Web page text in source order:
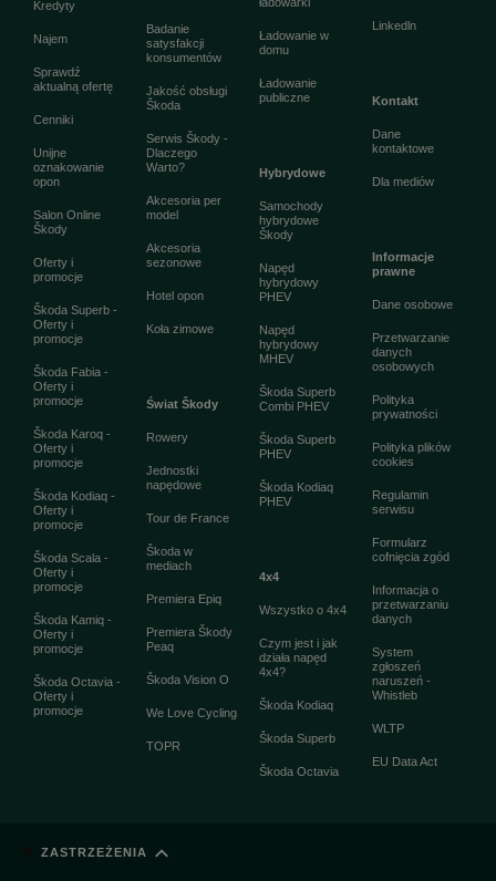
Kredyty
Najem
Sprawdź
aktualną ofertę
Cenniki
Unijne
oznakowanie
opon
Salon Online
Škody
Oferty i
promocje
Škoda Superb -
Oferty i
promocje
Škoda Fabia -
Oferty i
promocje
Škoda Karoq -
Oferty i
promocje
Škoda Kodiaq -
Oferty i
promocje
Škoda Scala -
Oferty i
promocje
Škoda Kamiq -
Oferty i
promocje
Škoda Octavia -
Oferty i
promocje
Badanie
satysfakcji
konsumentów
Jakość obsługi
Škoda
Serwis Škody -
Dlaczego
Warto?
Akcesoria per
model
Akcesoria
sezonowe
Hotel opon
Koła zimowe
Świat Škody
Rowery
Jednostki
napędowe
Tour de France
Škoda w
mediach
Premiera Epiq
Premiera Škody
Peaq
Škoda Vision O
We Love Cycling
TOPR
Ładowanie w
domu
Ładowanie
publiczne
Hybrydowe
Samochody
hybrydowe
Škody
Napęd
hybrydowy
PHEV
Napęd
hybrydowy
MHEV
Škoda Superb
Combi PHEV
Škoda Superb
PHEV
Škoda Kodiaq
PHEV
4x4
Wszystko o 4x4
Czym jest i jak
działa napęd
4x4?
Škoda Kodiaq
Škoda Superb
Škoda Octavia
Linkedln
Kontakt
Dane
kontaktowe
Dla mediów
Informacje
prawne
Dane osobowe
Przetwarzanie
danych
osobowych
Polityka
prywatności
Polityka plików
cookies
Regulamin
serwisu
Formularz
cofnięcia zgód
Informacja o
przetwarzaniu
danych
System
zgłoszeń
naruszeń -
Whistleb
WLTP
EU Data Act
ZASTRZEŻENIA